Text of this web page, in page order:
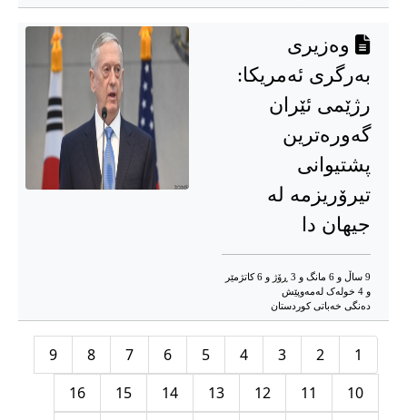
وەزیری
بەرگری ئەمریکا:
رژێمی ئێران
گەورەترین
پشتیوانی
تیرۆریزمە لە
جیهان دا
9 ساڵ و 6 مانگ و 3 ڕۆژ و 6 کاتژمێر
و 4 خوله‌ک له‌مه‌وپێش‌
دەنگی خەباتی کوردستان
1
2
3
4
5
6
7
8
9
10
11
12
13
14
15
16